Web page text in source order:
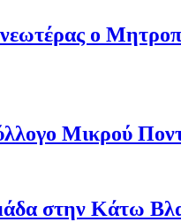
ο
Μικρού
στην Κάτω